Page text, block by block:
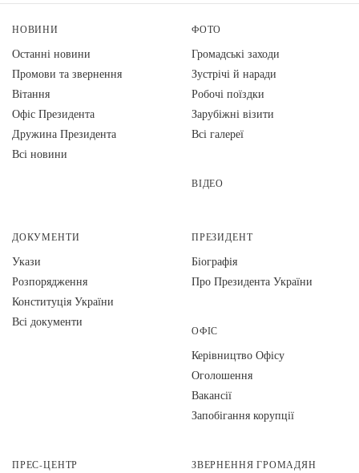
НОВИНИ
Останні новини
Промови та звернення
Вiтання
Офіс Президента
Дружина Президента
Всі новини
ФОТО
Громадські заходи
Зустрічі й наради
Робочі поїздки
Зарубіжні візити
Всі галереї
ВІДЕО
ДОКУМЕНТИ
Укази
Розпорядження
Конституція України
Всі документи
ПРЕЗИДЕНТ
Біографія
Про Президента України
ОФІС
Керівництво Офісу
Оголошення
Вакансії
Запобігання корупції
ПРЕС-ЦЕНТР ЗВЕРНЕННЯ ГРОМАДЯН